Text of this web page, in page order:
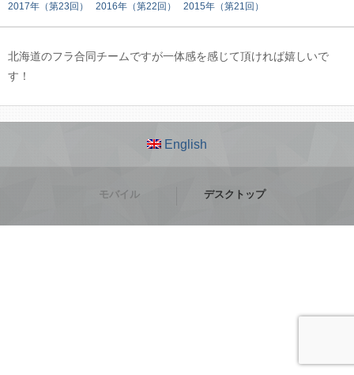
2017年（第23回） 2016年（第22回） 2015年（第21回）
北海道のフラ合同チームですが一体感を感じて頂ければ嬉しいで
す！
English
モバイル デスクトップ